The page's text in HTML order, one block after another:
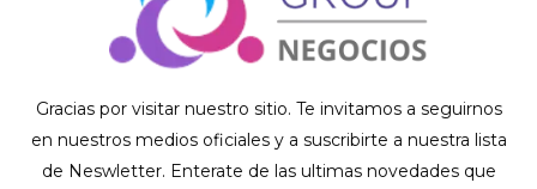
Gracias por visitar nuestro sitio. Te invitamos a seguirnos
en nuestros medios oficiales y a suscribirte a nuestra lista
de Neswletter. Enterate de las ultimas novedades que